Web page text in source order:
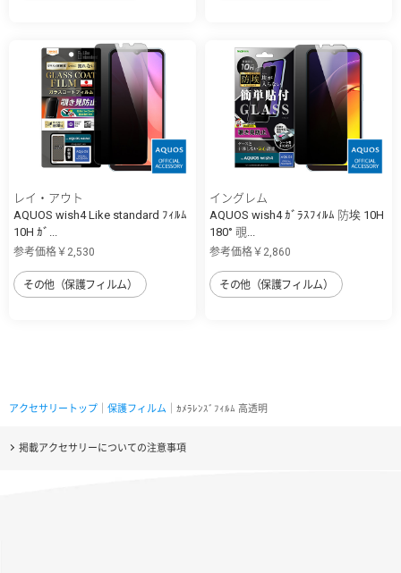
レイ・アウト
AQUOS wish4 Like standard ﾌｨﾙﾑ
10H ｶﾞ...
参考価格￥2,530
その他（保護フィルム）
イングレム
AQUOS wish4 ｶﾞﾗｽﾌｨﾙﾑ 防埃 10H
180° 覗...
参考価格￥2,860
その他（保護フィルム）
アクセサリートップ 保護フィルム ｜ｶﾒﾗﾚﾝｽﾞﾌｨﾙﾑ 高透明
掲載アクセサリーについての注意事項